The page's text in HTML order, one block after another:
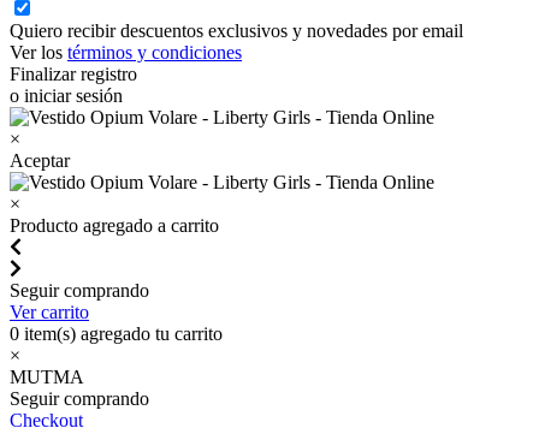
Quiero recibir descuentos exclusivos y novedades por email
Ver los términos y condiciones
Finalizar registro
o iniciar sesión
×
Aceptar
×
Producto agregado a carrito
Seguir comprando
Ver carrito
0 item(s) agregado tu carrito
×
MUTMA
Seguir comprando
Checkout